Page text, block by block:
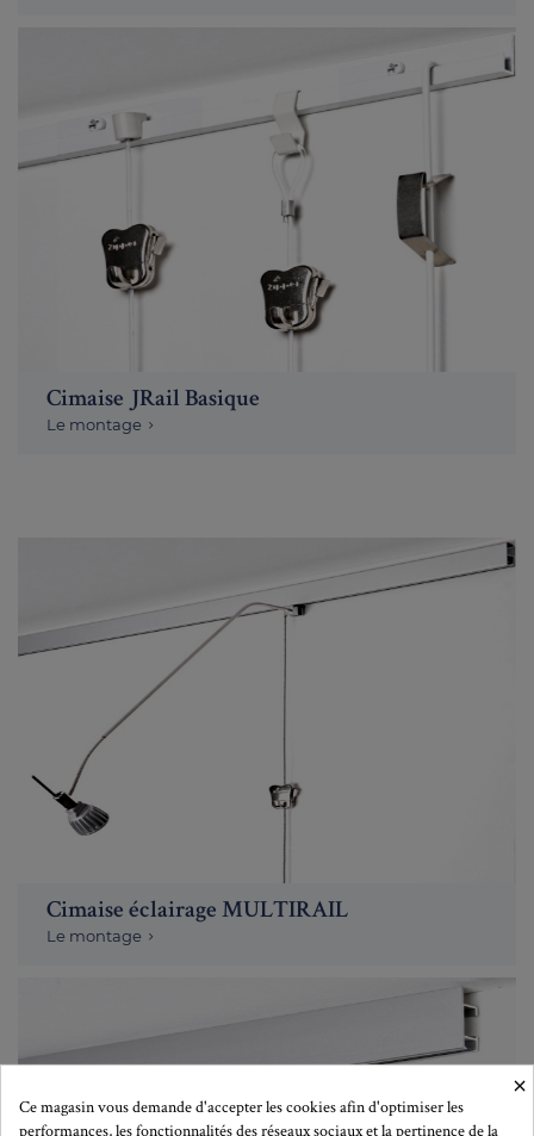
Cimaise JRail Basique
Le montage
Cimaise éclairage MULTIRAIL
Le montage
×
Ce magasin vous demande d'accepter les cookies afin d'optimiser les
performances, les fonctionnalités des réseaux sociaux et la pertinence de la